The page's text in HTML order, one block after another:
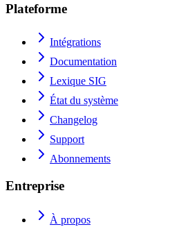
Plateforme
Intégrations
Documentation
Lexique SIG
État du système
Changelog
Support
Abonnements
Entreprise
À propos